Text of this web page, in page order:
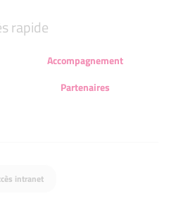
rapide
Accompagnement
Partenaires
intranet